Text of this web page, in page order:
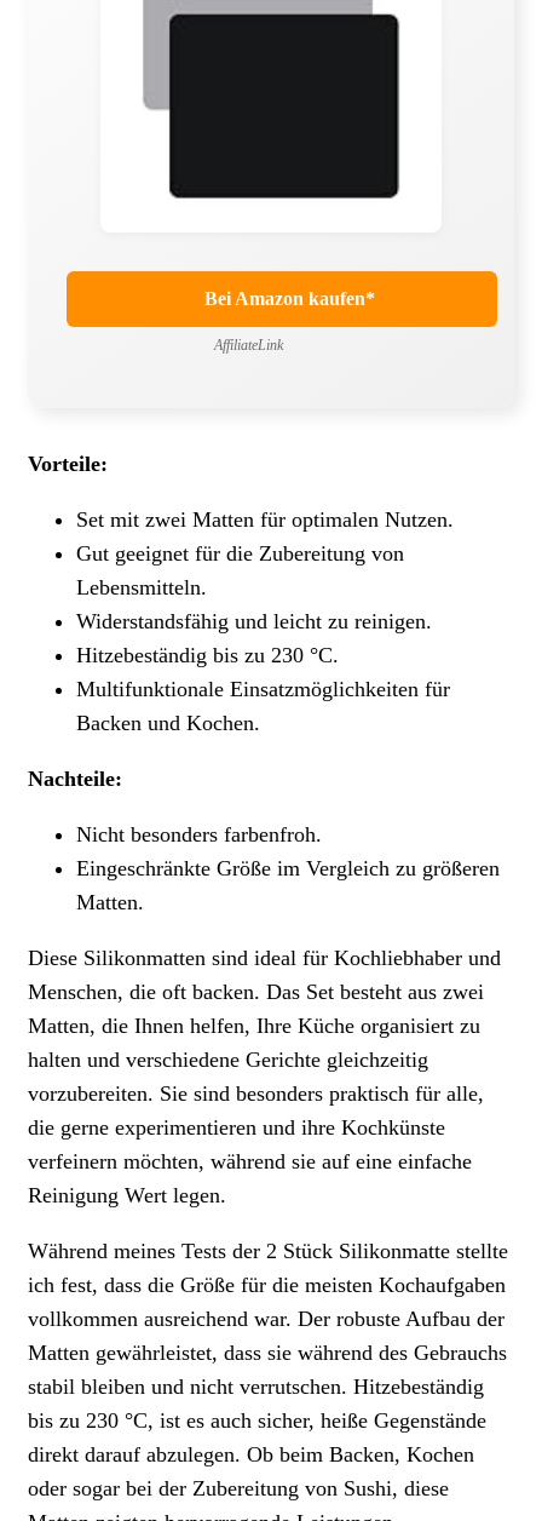
Bei Amazon kaufen*
AffiliateLink
Vorteile:
Set mit zwei Matten für optimalen Nutzen.
Gut geeignet für die Zubereitung von
Lebensmitteln.
Widerstandsfähig und leicht zu reinigen.
Hitzebeständig bis zu 230 °C.
Multifunktionale Einsatzmöglichkeiten für
Backen und Kochen.
Nachteile:
Nicht besonders farbenfroh.
Eingeschränkte Größe im Vergleich zu größeren
Matten.
Diese Silikonmatten sind ideal für Kochliebhaber und
Menschen, die oft backen. Das Set besteht aus zwei
Matten, die Ihnen helfen, Ihre Küche organisiert zu
halten und verschiedene Gerichte gleichzeitig
vorzubereiten. Sie sind besonders praktisch für alle,
die gerne experimentieren und ihre Kochkünste
verfeinern möchten, während sie auf eine einfache
Reinigung Wert legen.
Während meines Tests der 2 Stück Silikonmatte stellte
ich fest, dass die Größe für die meisten Kochaufgaben
vollkommen ausreichend war. Der robuste Aufbau der
Matten gewährleistet, dass sie während des Gebrauchs
stabil bleiben und nicht verrutschen. Hitzebeständig
bis zu 230 °C, ist es auch sicher, heiße Gegenstände
direkt darauf abzulegen. Ob beim Backen, Kochen
oder sogar bei der Zubereitung von Sushi, diese